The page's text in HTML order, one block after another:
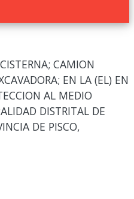
CAMION
EN LA (EL) EN
AL MEDIO
DISTRITAL DE
DE PISCO,